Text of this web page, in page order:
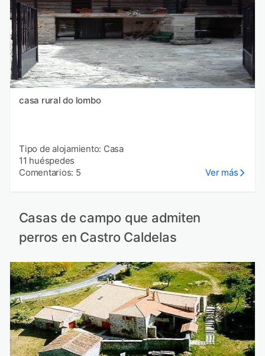
casa rural do lombo
Tipo de alojamiento: Casa
11 huéspedes
Comentarios: 5
Ver más
Casas de campo que admiten
perros en Castro Caldelas